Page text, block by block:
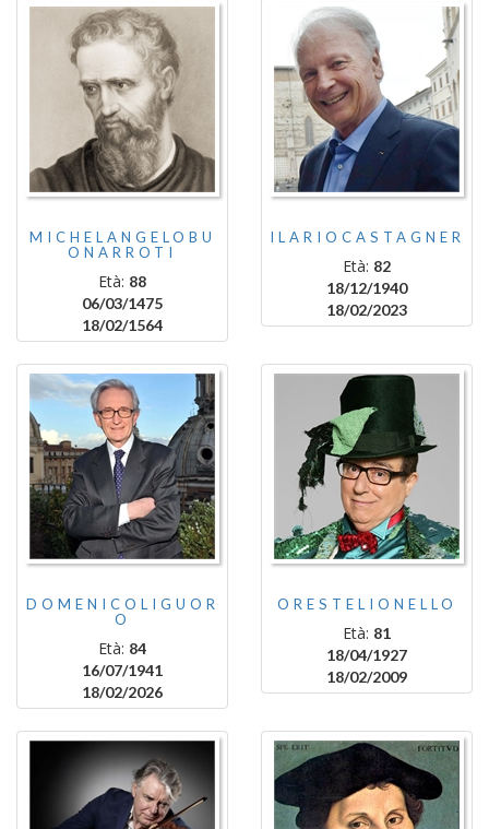
MICHELANGELOBU
ONARROTI
Età: 88
06/03/1475
18/02/1564
ILARIOCASTAGNER
Età: 82
18/12/1940
18/02/2023
DOMENICOLIGUOR
O
Età: 84
16/07/1941
18/02/2026
ORESTELIONELLO
Età: 81
18/04/1927
18/02/2009